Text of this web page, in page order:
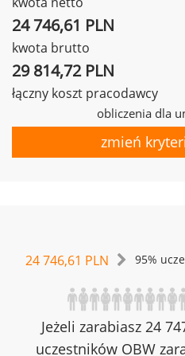
24 746,61 PLN
kwota brutto
29 814,72 PLN
łączny koszt pracodawcy
obliczenia dla
zmień
24 746,61 PLN 95%
Jeżeli zarabiasz 24
uczestników OBW